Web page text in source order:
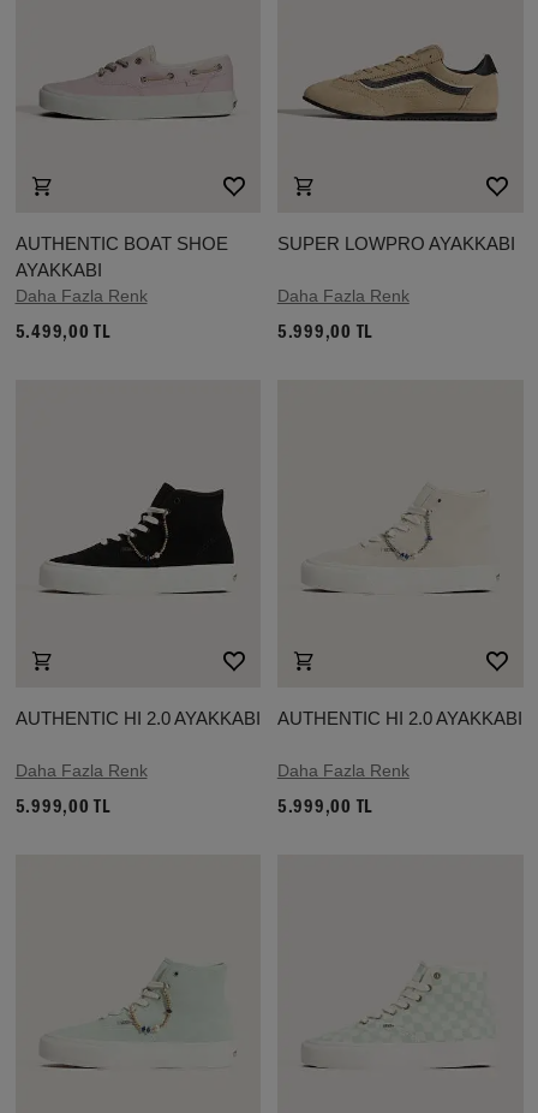
AUTHENTIC BOAT SHOE
AYAKKABI
Daha Fazla Renk
5.499,00 TL
SUPER LOWPRO AYAKKABI
Daha Fazla Renk
5.999,00 TL
AUTHENTIC HI 2.0 AYAKKABI
Daha Fazla Renk
5.999,00 TL
AUTHENTIC HI 2.0 AYAKKABI
Daha Fazla Renk
5.999,00 TL